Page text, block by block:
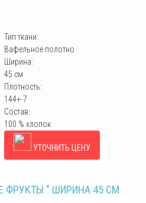
Тип ткани:
Вафельное полотно
Ширина:
45 см
Плотность:
144+-7
Состав:
100 % хлопок
УТОЧНИТЬ ЦЕНУ
ФРУКТЫ " ШИРИНА 45 СМ